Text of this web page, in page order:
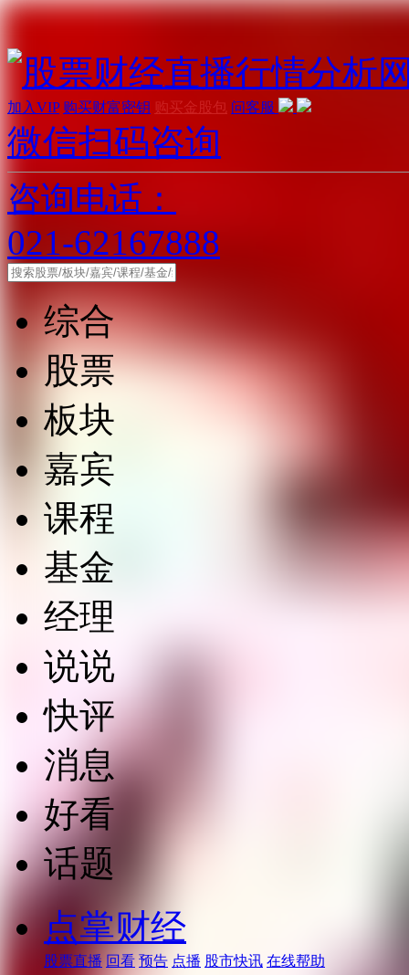
加入VIP 购买财富密钥 购买金股包 问客服
微信扫码咨询
咨询电话：
021-62167888
综合
股票
板块
嘉宾
课程
基金
经理
说说
快评
消息
好看
话题
点掌财经
股票直播 回看 预告 点播 股市快讯 在线帮助